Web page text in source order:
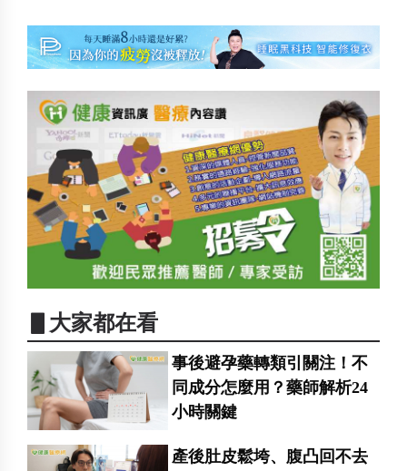
▋大家都在看
事後避孕藥轉類引關注！不
同成分怎麼用？藥師解析24
小時關鍵
產後肚皮鬆垮、腹凸回不去